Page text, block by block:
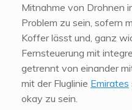
Mitnahme von Drohnen
Problem zu sein, sofern
Koffer lässt und, ganz
Fernsteuerung mit
getrennt von einander
mit der Fluglinie Emirates
okay zu sein.